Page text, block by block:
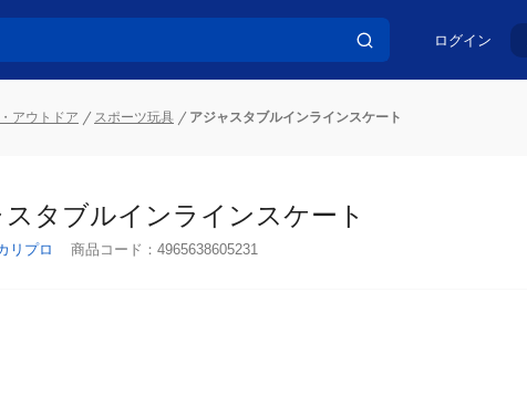
ログイン
アウトドア スポーツ玩具 アジャスタブルインラインスケート
スタブルインラインスケート
リプロ 商品コード： 4965638605231